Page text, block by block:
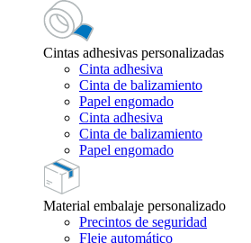
Cintas adhesivas personalizadas
Cinta adhesiva
Cinta de balizamiento
Papel engomado
Cinta adhesiva
Cinta de balizamiento
Papel engomado
Material embalaje personalizado
Precintos de seguridad
Fleje automático